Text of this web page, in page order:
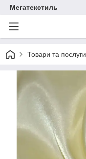
Мегатекстиль
Товари та послуги